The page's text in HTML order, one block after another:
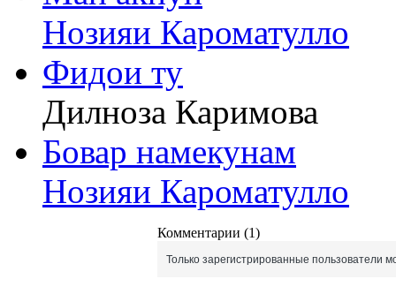
Нозияи Кароматулло
Фидои ту
Дилноза Каримова
Бовар намекунам
Нозияи Кароматулло
Комментарии (1)
Только зарегистрированные пользователи